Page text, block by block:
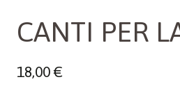
CANTI PER
18,00€